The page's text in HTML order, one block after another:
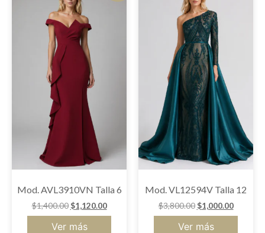
Mod. AVL3910VN Talla 6
$1,400.00 $1,120.00
Ver más
Mod. VL12594V Talla 12
$3,800.00 $1,000.00
Ver más